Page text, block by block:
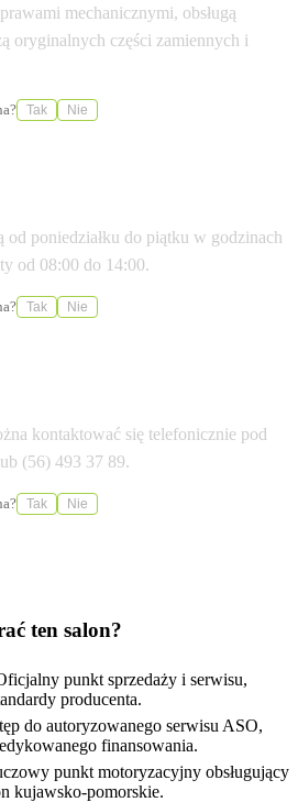
mechanicznymi, obsługą
oryginalnych części zamiennych i
Tak Nie
od poniedziałku do piątku w godzinach
od 08:00 do 14:00.
Tak Nie
kontaktować się telefonicznie pod
(56) 493 37 89.
Tak Nie
ten salon?
punkt sprzedaży i serwisu,
producenta.
do autoryzowanego serwisu ASO,
finansowania.
punkt motoryzacyjny obsługujący
kujawsko-pomorskie.